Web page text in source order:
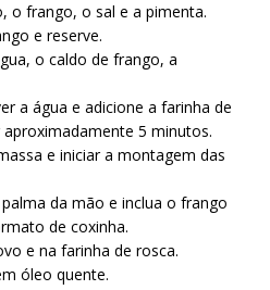
o frango, o sal e a pimenta.
e reserve.
o caldo de frango, a
a água e adicione a farinha de
5 minutos.
e iniciar a montagem das
da mão e inclua o frango
de coxinha.
e na farinha de rosca.
óleo quente.